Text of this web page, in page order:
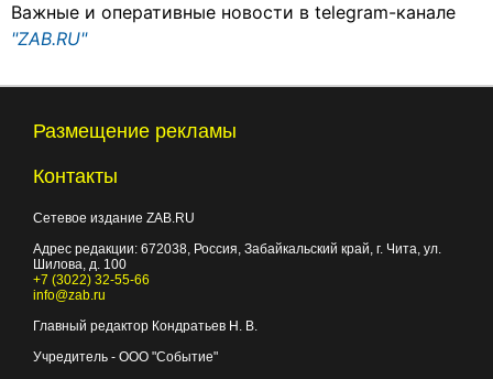
Важные и оперативные новости в telegram-канале
"ZAB.RU"
Размещение рекламы
Контакты
Сетевое издание ZAB.RU
Адрес редакции: 672038, Россия, Забайкальский край, г. Чита, ул.
Шилова, д. 100
+7 (3022) 32-55-66
info@zab.ru
Главный редактор Кондратьев Н. В.
Учредитель - ООО "Событие"